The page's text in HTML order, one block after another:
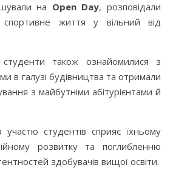
на Open Day, розповідали
життя у вільний від
також ознайомилися з
в галузі будівництва та отримали
з майбутніми абітурієнтами й
участю студентів сприяє їхньому
розвитку та поглибленню
здобувачів вищої освіти.